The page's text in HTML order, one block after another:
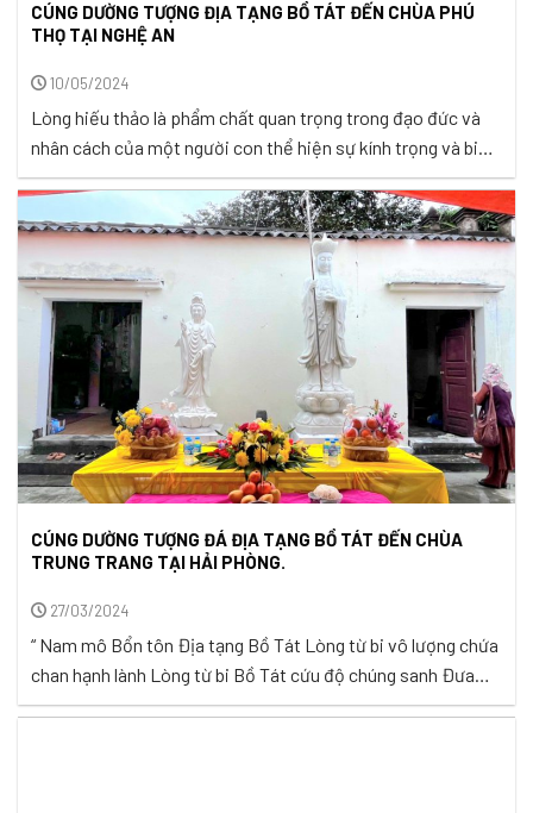
CÚNG DƯỜNG TƯỢNG ĐỊA TẠNG BỒ TÁT ĐẾN CHÙA PHÚ
THỌ TẠI NGHỆ AN
10/05/2024
Lòng hiếu thảo là phẩm chất quan trọng trong đạo đức và
nhân cách của một người con thể hiện sự kính trọng và biết
ơn vô cùng đến Cha mẹ – Người đã sinh thành và nuôi
dưỡng. Mỗi hành động dù là nhỏ hay lớn khởi phát từ lòng
hiếu thảo đều mang ...
CÚNG DƯỜNG TƯỢNG ĐÁ ĐỊA TẠNG BỒ TÁT ĐẾN CHÙA
TRUNG TRANG TẠI HẢI PHÒNG.
27/03/2024
“ Nam mô Bổn tôn Địa tạng Bồ Tát Lòng từ bi vô lượng chứa
chan hạnh lành Lòng từ bi Bồ Tát cứu độ chúng sanh Đưa
người qua bến an lành ” Trích bài hát Địa Tạng Vương Bồ Tát